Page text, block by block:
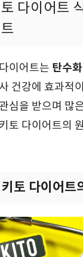
다이어트
이어트는 탄수
건강에 효과적
심을 받으며 많
토 다이어트의
키토 다이어트